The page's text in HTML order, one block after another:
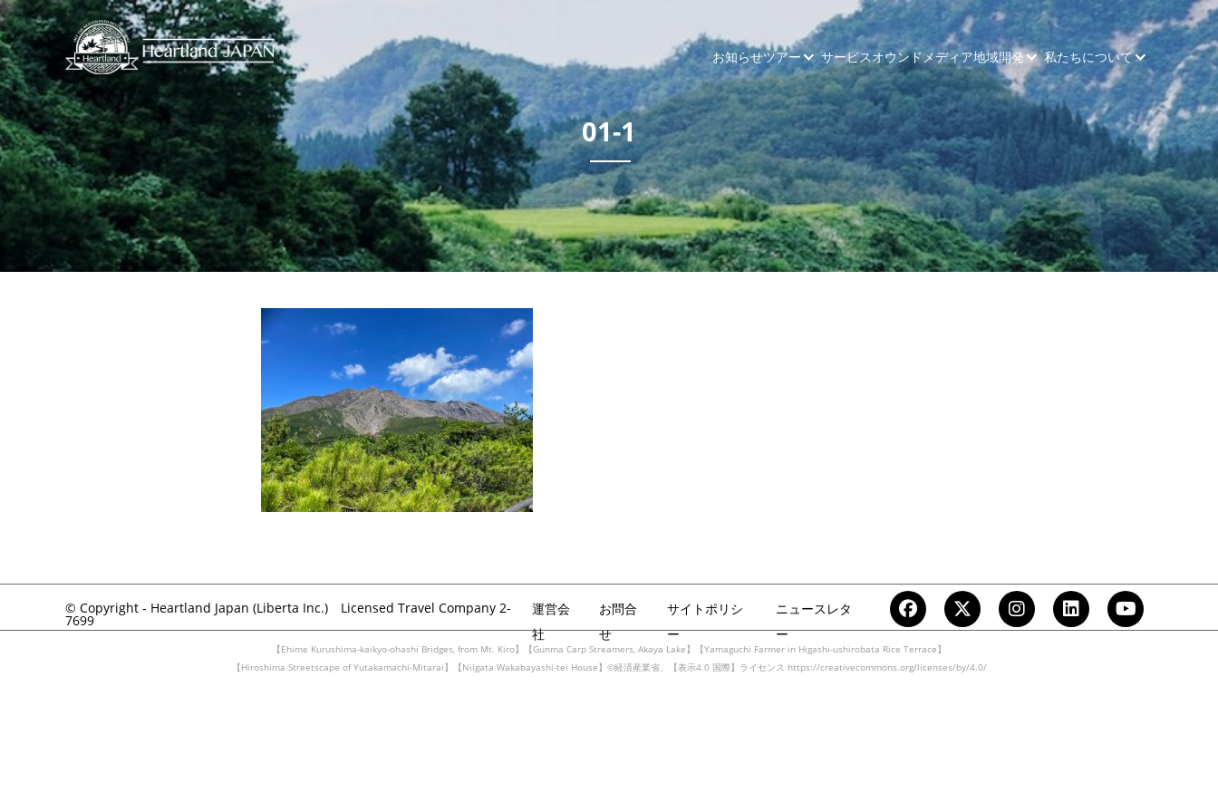
お知らせツアー サービスオウンドメディア地域開発 私たちについて
01-1
© Copyright - Heartland Japan (Liberta Inc.) Licensed Travel Company 2-
7699
運営会
社
お問合
せ
サイトポリシ
ー
ニュースレタ
ー
【Ehime Kurushima-kaikyo-ohashi Bridges, from Mt. Kiro】【Gunma Carp Streamers, Akaya Lake】【Yamaguchi Farmer in Higashi-ushirobata Rice Terrace】
【Hiroshima Streetscape of Yutakamachi-Mitarai】【Niigata Wakabayashi-tei House】©経済産業省、【表示4.0 国際】ライセンス https://creativecommons.org/licenses/by/4.0/